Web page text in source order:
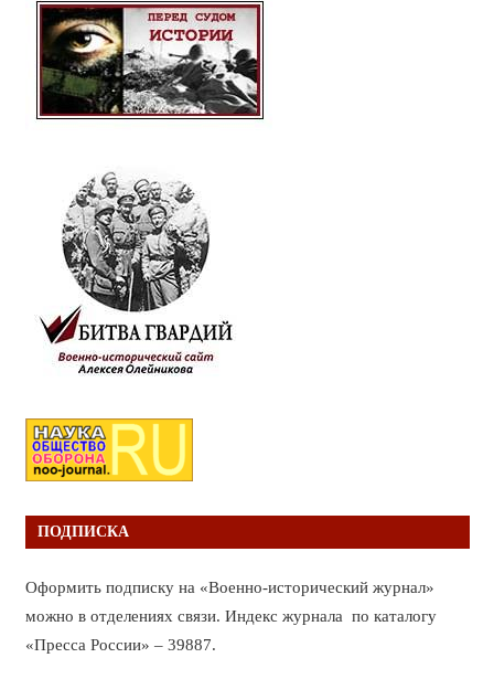
ПОДПИСКА
Оформить подписку на «Военно-исторический журнал»
можно в отделениях связи. Индекс журнала по каталогу
«Пресса России» – 39887.